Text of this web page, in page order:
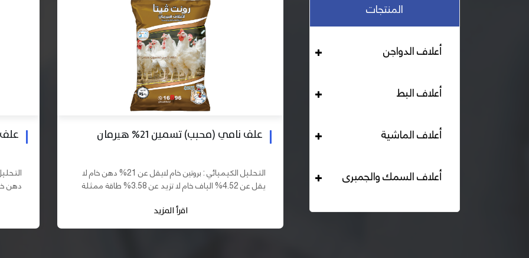
المنتجات
أعلاف الدواجن
أعلاف البط
أعلاف الماشية
أعلاف السمك والجمبرى
علف علف بادي نامي تسمين 19% هيرمان
التحليل الكيميائي : بروتين خام لايقل عن 19% دهن خام لا
يقل عن 10% الياف خام لا تزيد عن 3.70% طاقة ممثلة لا
اقرأ المزيد
علف دواجن بياض محبب 16% هيرمان
التحليل الكيميائي : بروتين خام لايقل عن 16% دهن خام لا
يقل عن 2,84% الياف خام لا تزيد عن 2.24% طاقة ممثلة
اقرأ المزيد